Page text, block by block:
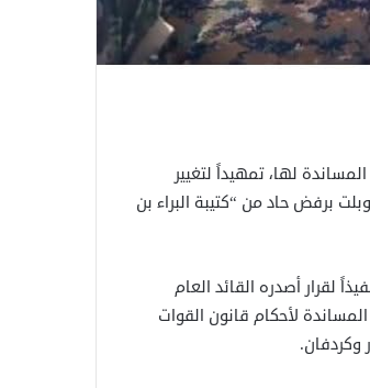
لها، تمهيداً لتغيير
برفض حاد من “كتيبة البراء بن
لقرار أصدره القائد العام
لأحكام قانون القوات
وكردفان.